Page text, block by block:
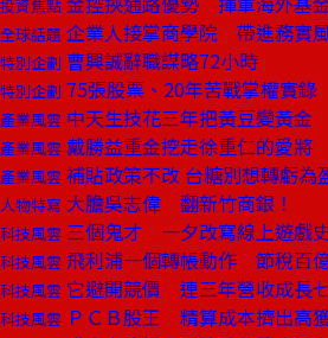
投資焦點
全球話題 企業人接掌商學院 帶進務實
特別企劃 曹興誠辭職謀略72小時
特別企劃 75張股票、20年苦戰掌權實錄
產業風雲 中天生技花三年把黃豆變黃金
產業風雲 戴勝益重金挖走徐重仁的愛將
產業風雲 補貼政策不改 台糖別想轉虧為
人物特寫 大膽吳志偉 翻新竹商銀！
科技風雲 三個鬼才 一夕改寫線上遊戲
科技風雲 飛利浦一個轉帳動作 節稅百
科技風雲 它避開競價 連三年營收成長
科技風雲 ＰＣＢ股王 精算成本擠出高